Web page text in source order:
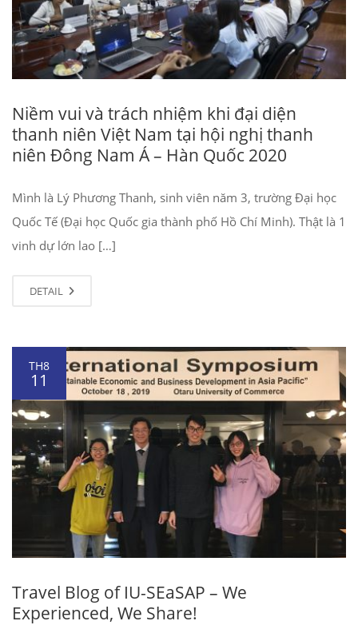
Niềm vui và trách nhiệm khi đại diện
thanh niên Việt Nam tại hội nghị thanh
niên Đông Nam Á – Hàn Quốc 2020
Mình là Lý Phương Thanh, sinh viên năm 3, trường Đại học
Quốc Tế (Đại học Quốc gia thành phố Hồ Chí Minh). Thật là 1
vinh dự lớn lao […]
DETAIL
TH8
11
Travel Blog of IU-SEaSAP – We
Experienced, We Share!